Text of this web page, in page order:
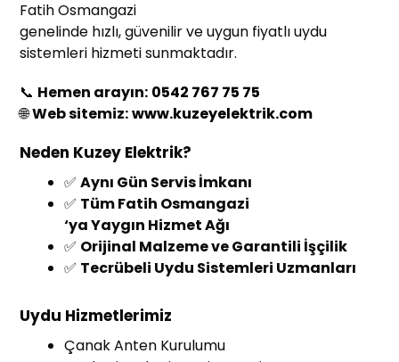
Fatih Osmangazi
genelinde hızlı, güvenilir ve uygun fiyatlı uydu
sistemleri hizmeti sunmaktadır.
📞 Hemen arayın: 0542 767 75 75
🌐Web sitemiz:www.kuzeyelektrik.com
Neden Kuzey Elektrik?
✅Aynı Gün Servis İmkanı
✅ Tüm Fatih Osmangazi
‘ya Yaygın Hizmet Ağı
✅ Orijinal Malzeme ve Garantili İşçilik
✅ Tecrübeli Uydu Sistemleri Uzmanları
Uydu Hizmetlerimiz
Çanak Anten Kurulumu